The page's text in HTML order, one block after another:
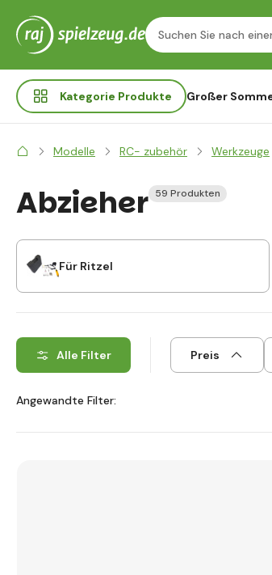
Kategorie Produkte Großer
Modelle RC- zubehör Werkzeuge
Abzieher 59 Produkten
Für Ritzel
Alle Filter Preis
Angewandte Filter: